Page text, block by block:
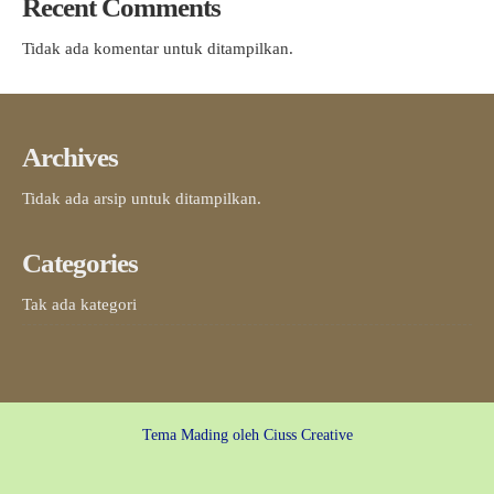
Recent Comments
Tidak ada komentar untuk ditampilkan.
Archives
Tidak ada arsip untuk ditampilkan.
Categories
Tak ada kategori
Tema Mading oleh Ciuss Creative